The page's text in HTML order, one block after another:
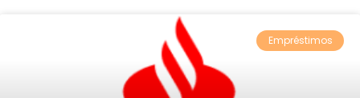
Empréstimos